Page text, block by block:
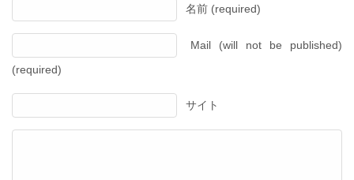
名前 (required)
Mail (will not be published)
(required)
サイト